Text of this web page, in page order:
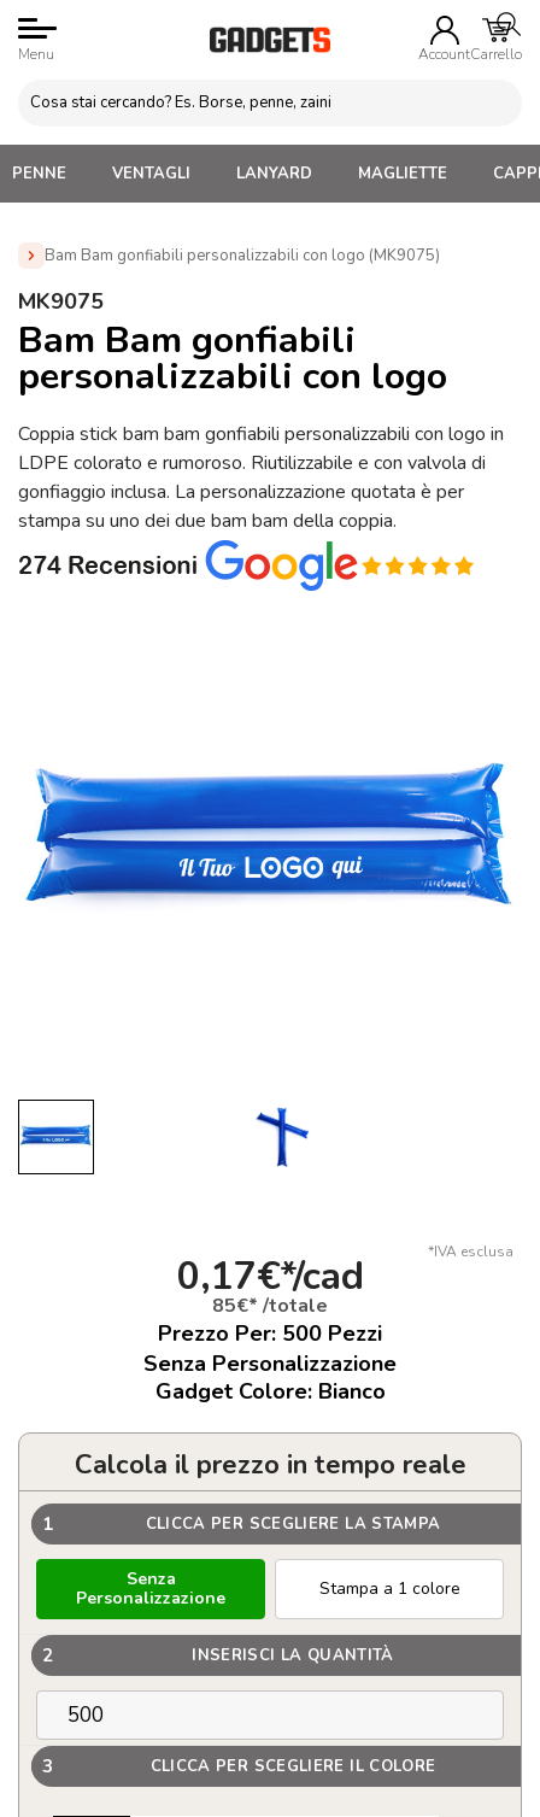
Menu AccountCarrello
PENNE VENTAGLI LANYARD MAGLIETTE
Bam Bam gonfiabili personalizzabili con logo (MK9075)
Home »
Bam Bam gonfiabili personalizzabili con logo (MK9075)
MK9075
Bam Bam gonfiabili
personalizzabili con logo
Coppia stick bam bam gonfiabili personalizzabili con logo in
LDPE colorato e rumoroso. Riutilizzabile e con valvola di
gonfiaggio inclusa. La personalizzazione quotata è per
stampa su uno dei due bam bam della coppia.
*IVA esclusa
0,17€*/cad
85€* /totale
Prezzo Per: 500 Pezzi
Senza Personalizzazione
Gadget Colore: Bianco
Calcola il prezzo in tempo reale
1 CLICCA PER SCEGLIERE LA STAMPA
Senza
Personalizzazione
Stampa a 1 colore
2 INSERISCI LA QUANTITÀ
3 CLICCA PER SCEGLIERE IL COLORE